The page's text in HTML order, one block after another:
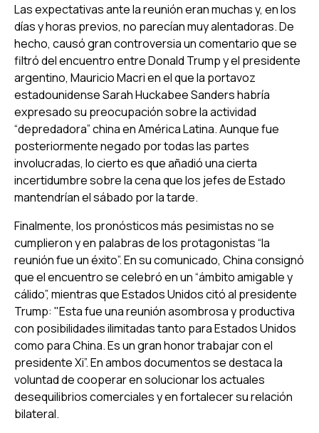
Las expectativas ante la reunión eran muchas y, en los
días y horas previos, no parecían muy alentadoras. De
hecho, causó gran controversia un comentario que se
filtró del encuentro entre Donald Trump y el presidente
argentino, Mauricio Macri en el que la portavoz
estadounidense Sarah Huckabee Sanders habría
expresado su preocupación sobre la actividad
“depredadora” china en América Latina. Aunque fue
posteriormente negado por todas las partes
involucradas, lo cierto es que añadió una cierta
incertidumbre sobre la cena que los jefes de Estado
mantendrían el sábado por la tarde.
Finalmente, los pronósticos más pesimistas no se
cumplieron y en palabras de los protagonistas “la
reunión fue un éxito”. En su comunicado, China consignó
que el encuentro se celebró en un “ámbito amigable y
cálido”, mientras que Estados Unidos citó al presidente
Trump: "Esta fue una reunión asombrosa y productiva
con posibilidades ilimitadas tanto para Estados Unidos
como para China. Es un gran honor trabajar con el
presidente Xi”. En ambos documentos se destaca la
voluntad de cooperar en solucionar los actuales
desequilibrios comerciales y en fortalecer su relación
bilateral.